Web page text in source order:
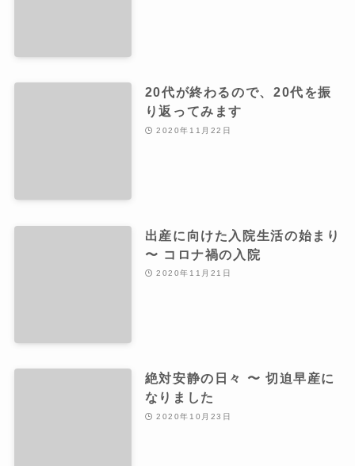
20代が終わるので、20代を振
り返ってみます
2020年11月22日
出産に向けた入院生活の始まり
〜 コロナ禍の入院
2020年11月21日
絶対安静の日々 〜 切迫早産に
なりました
2020年10月23日